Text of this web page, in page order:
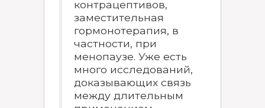
контрацептивов,
заместительная
гормонотерапия, в
частности, при
менопаузе. Уже есть
много исследований,
доказывающих связь
между длительным